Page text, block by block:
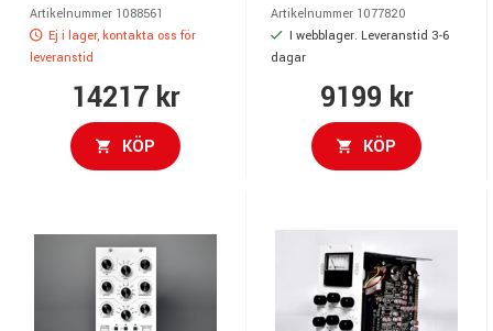
Artikelnummer 1088561
Ej i lager, kontakta oss för
leveranstid
14217 kr
KÖP
Artikelnummer 1077820
I webblager. Leveranstid 3-6
dagar
9199 kr
KÖP